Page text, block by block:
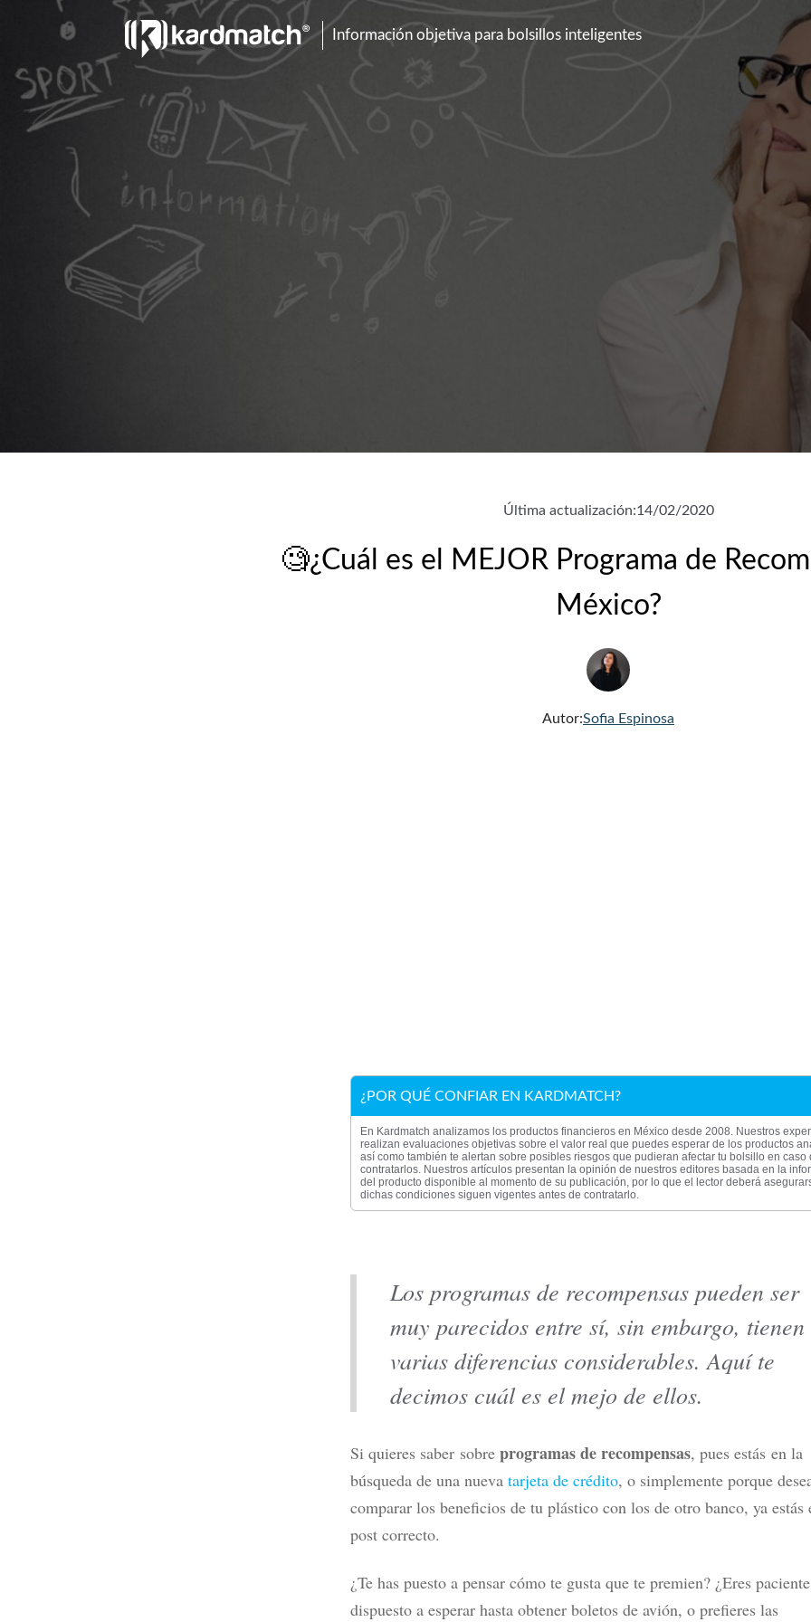
Información objetiva para bolsillos inteligentes
Última actualización:14/02/2020
🧐¿Cuál es el MEJOR Programa de
México?
Autor:Sofia Espinosa
¿POR QUÉ CONFIAR EN KARDMATCH?
En Kardmatch analizamos los productos financieros en México desde 2008. Nuestros
realizan evaluaciones objetivas sobre el valor real que puedes esperar de los productos
así como también te alertan sobre posibles riesgos que pudieran afectar tu bolsillo en caso
contratarlos. Nuestros artículos presentan la opinión de nuestros editores basada en la
del producto disponible al momento de su publicación, por lo que el lector deberá
dichas condiciones siguen vigentes antes de contratarlo.
Los programas de recompensas pueden ser
muy parecidos entre sí, sin embargo, tienen
varias diferencias considerables. Aquí te
decimos cuál es el mejo de ellos.
Si quieres saber sobre programas de recompensas, pues estás en la
búsqueda de una nueva tarjeta de crédito, o simplemente porque
comparar los beneficios de tu plástico con los de otro banco, ya estás
post correcto.
¿Te has puesto a pensar cómo te gusta que te premien? ¿Eres
dispuesto a esperar hasta obtener boletos de avión, o prefieres las
Mejores tarjetas de crédito en México
2026 por tipo de usuario
Leer más
¿DiDi Cuenta es confiable? Esto
probar sus rendimientos
Leer más